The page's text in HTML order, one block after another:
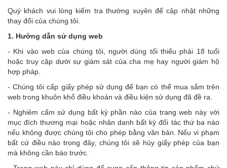
Quý khách vui lòng kiểm tra thường xuyên để cập nhật những
thay đổi của chúng tôi.
1. Hướng dẫn sử dụng web
- Khi vào web của chúng tôi, người dùng tối thiểu phải 18 tuổi
hoặc truy cập dưới sự giám sát của cha mẹ hay người giám hộ
hợp pháp.
- Chúng tôi cấp giấy phép sử dụng để bạn có thể mua sắm trên
web trong khuôn khổ điều khoản và điều kiện sử dụng đã đề ra.
- Nghiêm cấm sử dụng bất kỳ phần nào của trang web này với
mục đích thương mại hoặc nhân danh bất kỳ đối tác thứ ba nào
nếu không được chúng tôi cho phép bằng văn bản. Nếu vi phạm
bất cứ điều nào trong đây, chúng tôi sẽ hủy giấy phép của bạn
mà không cần báo trước.